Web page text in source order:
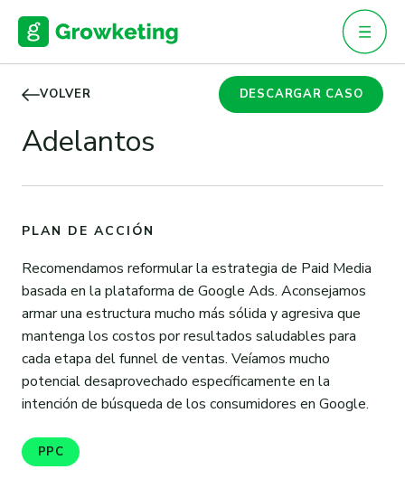
content
VOLVER
Adelantos
DESCARGAR CASO
PLAN DE ACCIÓN
Recomendamos reformular la estrategia de Paid Media
basada en la plataforma de Google Ads. Aconsejamos
armar una estructura mucho más sólida y agresiva que
mantenga los costos por resultados saludables para
cada etapa del funnel de ventas. Veíamos mucho
potencial desaprovechado específicamente en la
intención de búsqueda de los consumidores en Google.
PPC